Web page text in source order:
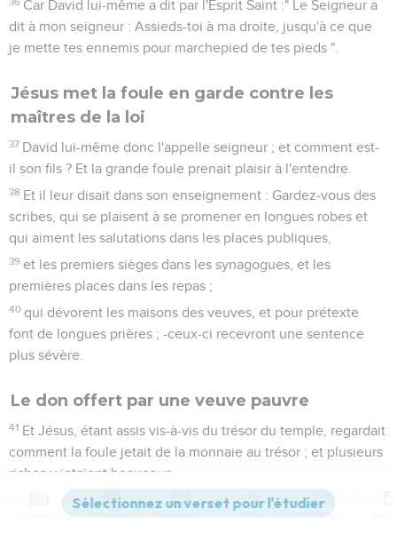
Car David lui-même a dit par l'Esprit Saint :" Le Seigneur a
dit à mon seigneur : Assieds-toi à ma droite, jusqu'à ce que
je mette tes ennemis pour marchepied de tes pieds ".
Jésus met la foule en garde contre les
maîtres de la loi
37 David lui-même donc l'appelle seigneur ; et comment est-
il son fils ? Et la grande foule prenait plaisir à l'entendre.
38 Et il leur disait dans son enseignement : Gardez-vous des
scribes, qui se plaisent à se promener en longues robes et
qui aiment les salutations dans les places publiques,
39 et les premiers sièges dans les synagogues, et les
premières places dans les repas ;
40 qui dévorent les maisons des veuves, et pour prétexte
font de longues prières ; -ceux-ci recevront une sentence
plus sévère.
Le don offert par une veuve pauvre
41 Et Jésus, étant assis vis-à-vis du trésor du temple, regardait
comment la foule jetait de la monnaie au trésor ; et plusieurs
riches y jetaient beaucoup.
Et une pauvre veuve vint, et y jeta deux pites, qui font un
Versions Commentaires Strong